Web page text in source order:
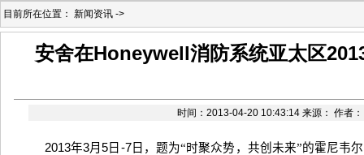
目前所在位置： 新闻资讯 ->
安舍在Honeywell消防系统亚太区
时间：2013-04-20 10:43:14 来源： 作者：
2013年3月5日 -7日，题为“时聚众势，共创未来”的霍尼韦